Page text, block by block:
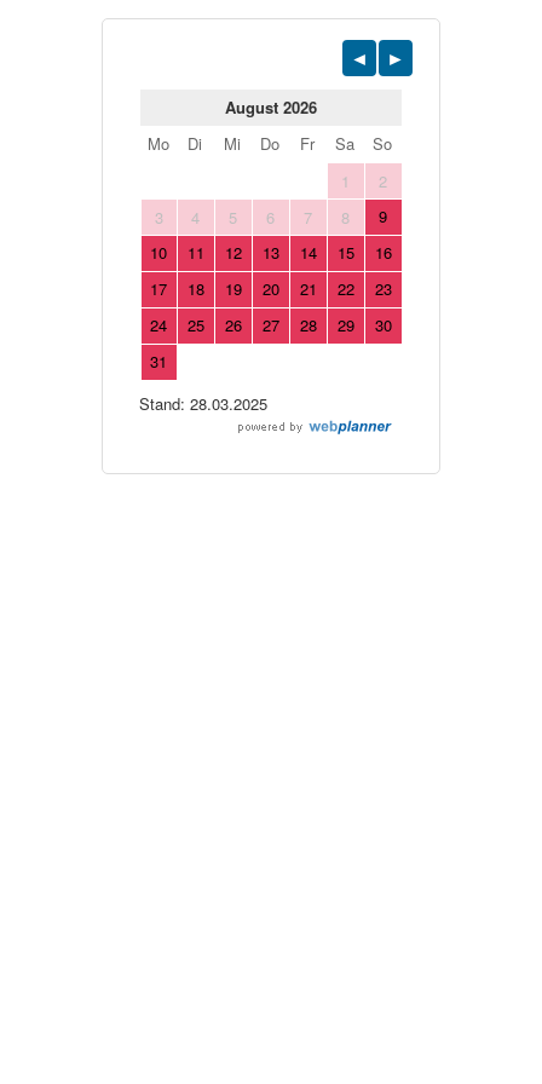
August 2026
Mo
Di Mi Do Fr Sa
So
1
2
3
4 5 6 7 8
9
10
11 12 13 14 15
16
17
18 19 20 21 22
23
24
25 26 27 28 29
30
31
Stand: 28.03.2025